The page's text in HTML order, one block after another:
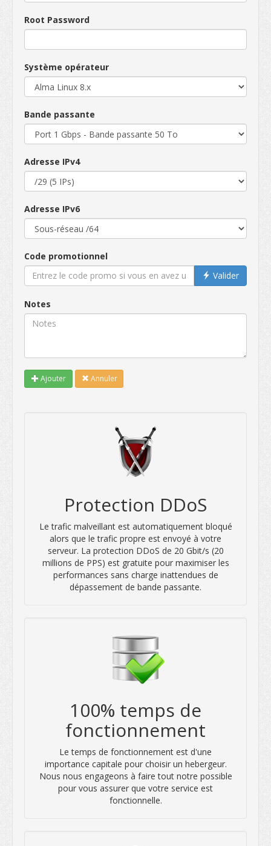
Root Password
Système opérateur
Bande passante
Adresse IPv4
Adresse IPv6
Code promotionnel
Valider
Notes
Ajouter Annuler
Protection DDoS
Le trafic malveillant est automatiquement bloqué
alors que le trafic propre est envoyé à votre
serveur. La protection DDoS de 20 Gbit/s (20
millions de PPS) est gratuite pour maximiser les
performances sans charge inattendues de
dépassement de bande passante.
100% temps de
fonctionnement
Le temps de fonctionnement est d'une
importance capitale pour choisir un hebergeur.
Nous nous engageons à faire tout notre possible
pour vous assurer que votre service est
fonctionnelle.